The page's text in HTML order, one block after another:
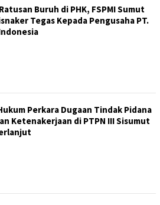
Buruh di PHK, FSPMI Sumut
Tegas Kepada Pengusaha PT.
Perkara Dugaan Tindak Pidana
Ketenakerjaan di PTPN III Sisumut